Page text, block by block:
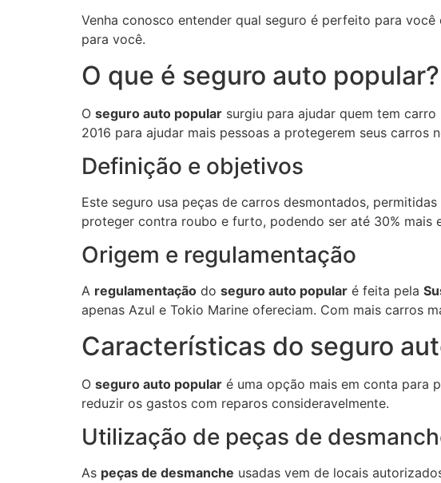
Venha conosco entender qual seguro é perfeito para
para você.
O que é seguro auto popular?
O seguro auto popular surgiu para ajudar quem tem
2016 para ajudar mais pessoas a protegerem seus carros
Definição e objetivos
Este seguro usa peças de carros desmontados,
proteger contra roubo e furto, podendo ser até 30% mais
Origem e regulamentação
A regulamentação do seguro auto popular é feita pela
apenas Azul e Tokio Marine ofereciam. Com mais carros
Características do seguro
O seguro auto popular é uma opção mais em conta para
reduzir os gastos com reparos consideravelmente.
Utilização de peças de
As peças de desmanche usadas vem de locais